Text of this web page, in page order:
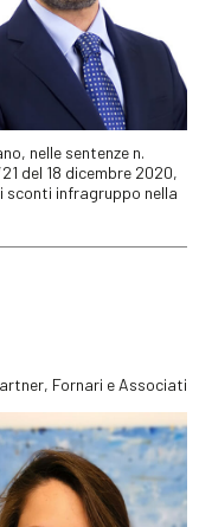
nelle sentenze n.
del 18 dicembre 2020,
sconti infragruppo nella
Fornari e Associati